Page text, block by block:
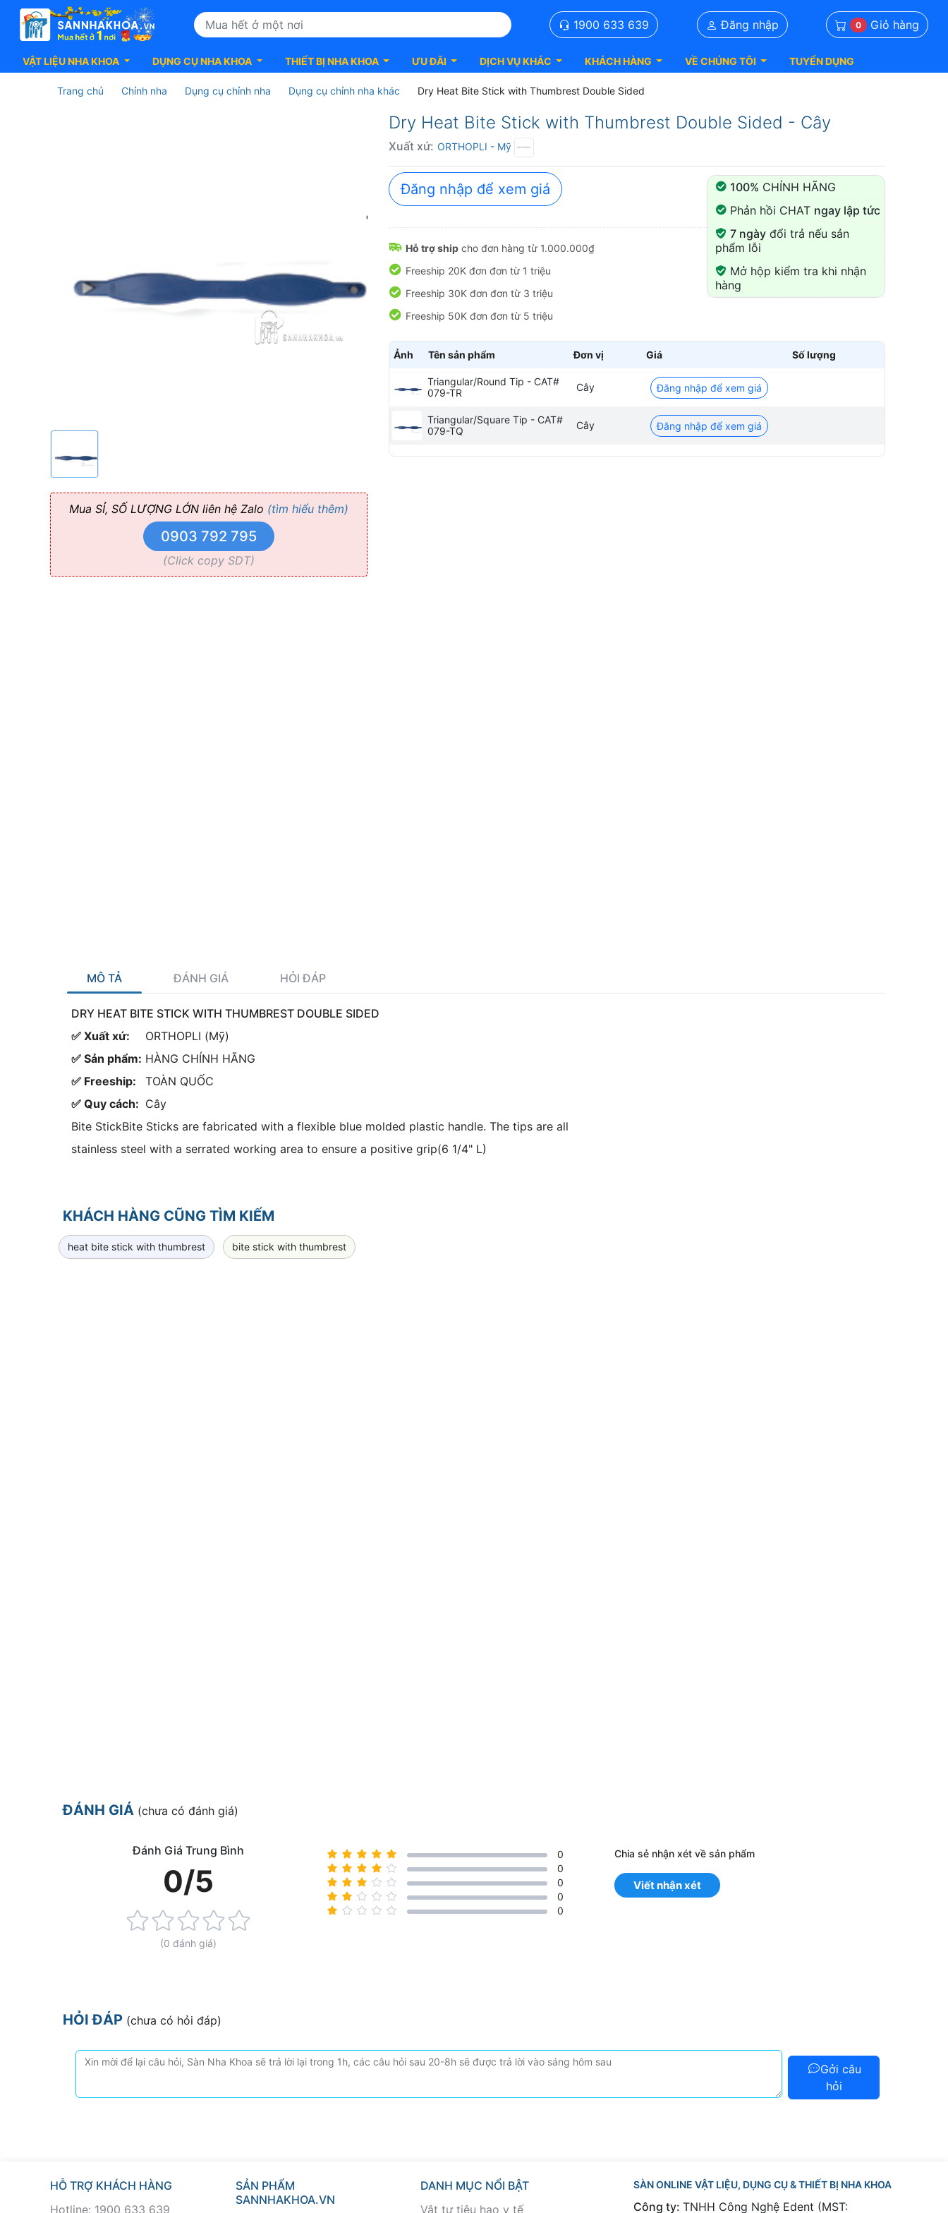
1900 633 639 Đăng nhập 0 Giỏ hàng
VẬT LIỆU NHA KHOA DỤNG CỤ NHA KHOA THIẾT BỊ NHA KHOA ƯU ĐÃI DỊCH VỤ KHÁC KHÁCH HÀNG VỀ CHÚNG TÔI TUYỂN DỤNG
Trang chủ Chỉnh nha Dụng cụ chỉnh nha Dụng cụ chỉnh nha khác Dry Heat Bite Stick with Thumbrest Double Sided
Thumbrest
Mua SỈ, SỐ LƯỢNG LỚN liên hệ Zalo (tìm hiểu thêm)
0903 792 795
(Click copy SDT)
Dry Heat Bite Stick with Thumbrest Double Sided - Cây
Xuất xứ: ORTHOPLI - Mỹ
100% CHÍNH HÃNG
Phản hồi CHAT ngay lập tức
7 ngàyđổi trả nếu sản
phẩm lỗi
Mở hộp kiểm tra khi nhận
hàng
Đăng nhập để xem giá
Hỗ trợ ship cho đơn hàng từ 1.000.000₫
Freeship 20K đơn đơn từ 1 triệu
Freeship 30K đơn đơn từ 3 triệu
Freeship 50K đơn đơn từ 5 triệu
Ảnh Tên sản phẩm Đơn vị Giá Số lượng
Triangular/Round Tip - CAT#
079-TR
Cây Đăng nhập để xem giá
Triangular/Square Tip - CAT#
079-TQ
Cây Đăng nhập để xem giá
MÔ TẢ ĐÁNH GIÁ HỎI ĐÁP
DRY HEAT BITE STICK WITH THUMBREST DOUBLE SIDED
✅ Xuất xứ:
ORTHOPLI (Mỹ)
✅ Sản phẩm: HÀNG CHÍNH HÃNG
✅ Freeship:
TOÀN QUỐC
✅ Quy cách: Cây
Bite StickBite Sticks are fabricated with a flexible blue molded plastic handle. The tips are all
stainless steel with a serrated working area to ensure a positive grip(6 1/4" L)
KHÁCH HÀNG CŨNG TÌM KIẾM
heat bite stick with thumbrest bite stick with thumbrest
ĐÁNH GIÁ (chưa có đánh giá)
Đánh Giá Trung Bình
0/5
(0 đánh giá)
0
0
0
0
0
Chia sẻ nhận xét về sản phẩm
Viết nhận xét
HỎI ĐÁP (chưa có hỏi đáp)
Gởi câu
hỏi
HỖ TRỢ KHÁCH HÀNG
Hotline: 1900 633 639
SẢN PHẨM
SANNHAKHOA.VN
DANH MỤC NỔI BẬT
Vật tư tiêu hao y tế
SÀN ONLINE VẬT LIỆU, DỤNG CỤ & THIẾT BỊ NHA KHOA
Công ty: TNHH Công Nghệ Edent (MST: